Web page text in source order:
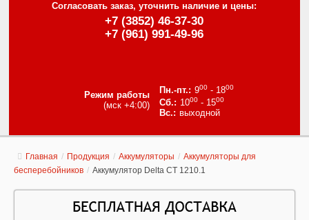
Согласовать заказ, уточнить наличие и цены:
+7 (3852) 46-37-30
+7 (961) 991-49-96
Режим работы
(мск +4:00)
900- 1800
1000- 1500
выходной
Главная / Продукция / Аккумуляторы / Аккумуляторы для
бесперебойников / Аккумулятор Delta CT 1210.1